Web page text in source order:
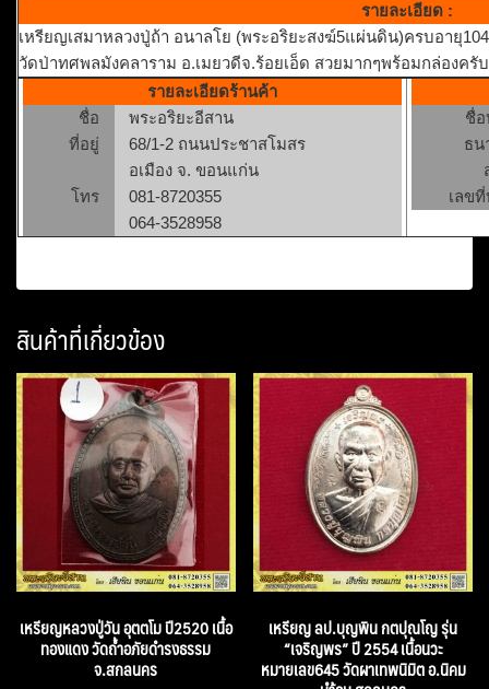
รายละเอียด :
เหรียญเสมาหลวงปู่ถ้า อนาลโย (พระอริยะสงฆ์5แผ่นดิน)ครบอายุ
วัดป่าทศพลมังคลาราม อ.เมยวดีจ.ร้อยเอ็ด สวยมากๆพร้อมกล่องค
รายละเอียดร้านค้า
ชื่อ
พระอริยะอีสาน
ที่อยู่
68/1-2 ถนนประชาสโมสร
อเมือง จ. ขอนแก่น
โทร
081-8720355
064-3528958
ชื่
ธน
เลข
สินค้าที่เกี่ยวข้อง
เหรียญหลวงปู่วัน อุตตโม ปี2520 เนื้อ
ทองแดง วัดถ้ำอภัยดำรงธรรม
จ.สกลนคร
เหรียญ ลป.บุญพิน กตปุณโญ รุ่น
“เจริญพร” ปี 2554 เนื้อนวะ
หมายเลข645 วัดผาเทพนิมิต อ.นิคม